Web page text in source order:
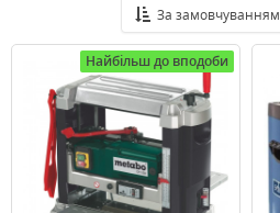
За замовчуванням
Найбільш до вподоби